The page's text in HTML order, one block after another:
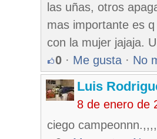
las uñas, otros
mas importante es
con la mujer jajaja.
0 · Me gusta · No
Luis
8 de enero de
ciego